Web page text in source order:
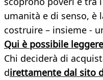
umanità e di senso, è
costruire – insieme -
Qui è possibile
Chi deciderà di
direttamente dal sito